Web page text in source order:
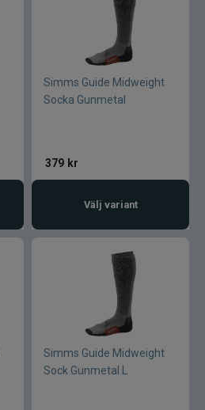
Simms Guide Midweight
Socka Gunmetal
379 kr
Välj variant
Simms Guide Midweight
Sock Gunmetal L